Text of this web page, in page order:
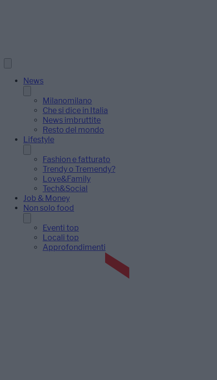
News
Milanomilano
Che si dice in Italia
News imbruttite
Resto del mondo
Lifestyle
Fashion e fatturato
Trendy o Tremendy?
Love&Family
Tech&Social
Job & Money
Non solo food
Eventi top
Locali top
Approfondimenti